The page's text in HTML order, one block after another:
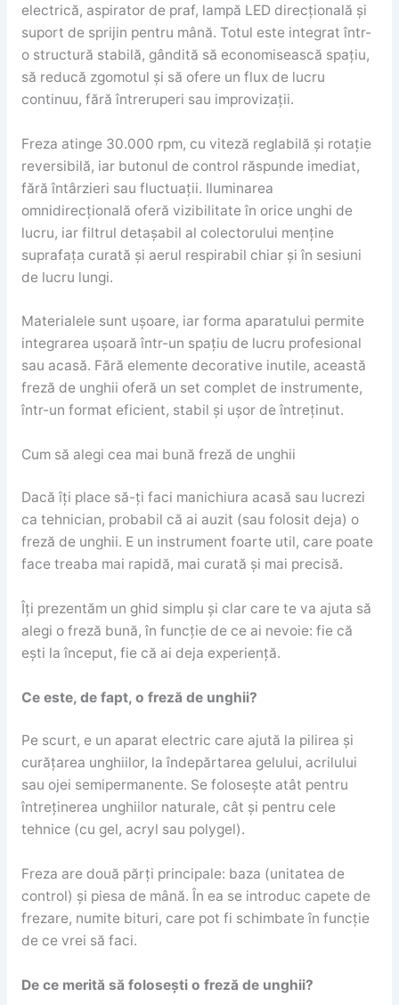
electrică, aspirator de praf, lampă LED direcțională și
suport de sprijin pentru mână. Totul este integrat într-
o structură stabilă, gândită să economisească spațiu,
să reducă zgomotul și să ofere un flux de lucru
continuu, fără întreruperi sau improvizații.
Freza atinge 30.000 rpm, cu viteză reglabilă și rotație
reversibilă, iar butonul de control răspunde imediat,
fără întârzieri sau fluctuații. Iluminarea
omnidirecțională oferă vizibilitate în orice unghi de
lucru, iar filtrul detașabil al colectorului menține
suprafața curată și aerul respirabil chiar și în sesiuni
de lucru lungi.
Materialele sunt ușoare, iar forma aparatului permite
integrarea ușoară într-un spațiu de lucru profesional
sau acasă. Fără elemente decorative inutile, această
freză de unghii oferă un set complet de instrumente,
într-un format eficient, stabil și ușor de întreținut.
Cum să alegi cea mai bună freză de unghii
Dacă îți place să-ți faci manichiura acasă sau lucrezi
ca tehnician, probabil că ai auzit (sau folosit deja) o
freză de unghii. E un instrument foarte util, care poate
face treaba mai rapidă, mai curată și mai precisă.
Îți prezentăm un ghid simplu și clar care te va ajuta să
alegi o freză bună, în funcție de ce ai nevoie: fie că
ești la început, fie că ai deja experiență.
Ce este, de fapt, o freză de unghii?
Pe scurt, e un aparat electric care ajută la pilirea și
curățarea unghiilor, la îndepărtarea gelului, acrilului
sau ojei semipermanente. Se folosește atât pentru
întreținerea unghiilor naturale, cât și pentru cele
tehnice (cu gel, acryl sau polygel).
Freza are două părți principale: baza (unitatea de
control) și piesa de mână. În ea se introduc capete de
frezare, numite bituri, care pot fi schimbate în funcție
de ce vrei să faci.
De ce merită să folosești o freză de unghii?